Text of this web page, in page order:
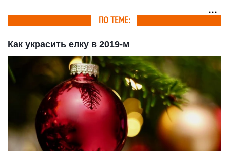
ПО ТЕМЕ:
Как украсить елку в 2019-м